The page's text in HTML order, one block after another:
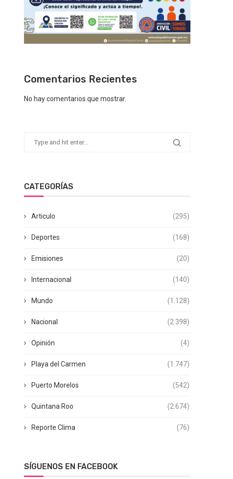
Comentarios Recientes
No hay comentarios que mostrar.
CATEGORÍAS
Articulo (295)
Deportes (168)
Emisiones (20)
Internacional (140)
Mundo (1.128)
Nacional (2.398)
Opinión (4)
Playa del Carmen (1.747)
Puerto Morelos (542)
Quintana Roo (2.674)
Reporte Clima (76)
SÍGUENOS EN FACEBOOK